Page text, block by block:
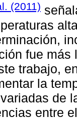
(2011)
fue
trabajo,
la
de
entre